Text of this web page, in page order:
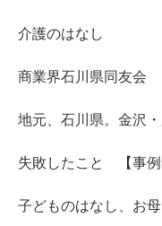
介護のはなし
商業界石川県同友会
地元、石川県。金沢
失敗したこと 【事例
子どものはなし、お